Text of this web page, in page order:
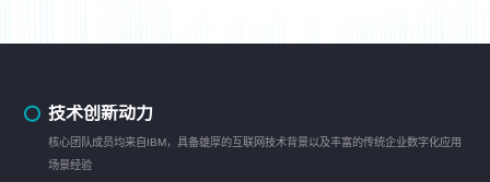
技术创新动力
核心团队成员均来自IBM，具备雄厚的互联网技术背景以及丰富的传统企业数字化应用
场景经验